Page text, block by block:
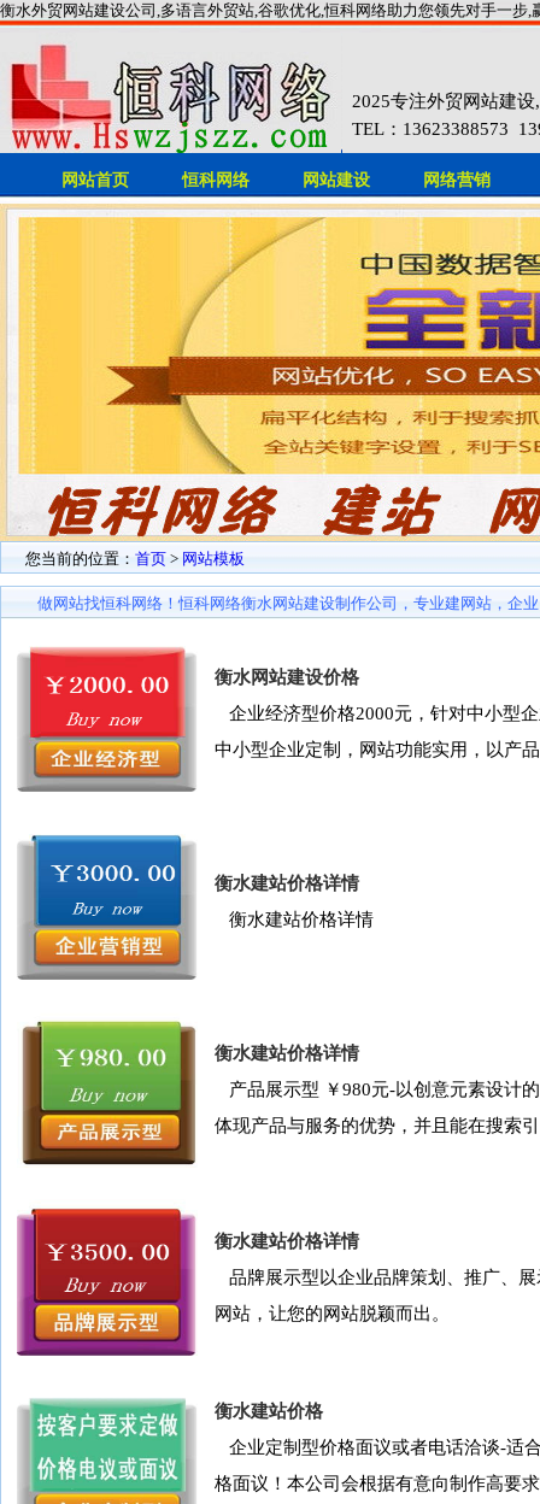
衡水外贸网站建设公司,多语言外贸站,谷歌优化,恒科网络助力您领先对手一步,
2025专注外贸网站建
TEL：13623388573
网站首页 恒科网络 网站建设 网络营销
您当前的位置： 首页 > 网站模板
做网站找恒科网络！恒科网络衡水网站建设制作公司，专业建网站，企
衡水网站建设价格
企业经济型价格2000元，针对中小型
中小型企业定制，网站功能实用，以产
衡水建站价格详情
衡水建站价格详情
衡水建站价格详情
产品展示型 ￥980元-以创意元素设计
体现产品与服务的优势，并且能在搜索
衡水建站价格详情
品牌展示型以企业品牌策划、推广、
网站，让您的网站脱颖而出。
衡水建站价格
企业定制型价格面议或者电话洽谈-适
格面议！本公司会根据有意向制作高要